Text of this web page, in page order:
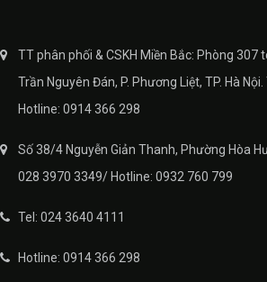
TT phân phối & CSKH Miền Bắc: Phòng 307
Trần Nguyên Đán, P. Phương Liệt, TP. Hà
Hotline: 0914 366 298
Số 38/4 Nguyễn Giản Thanh, Phường Hòa
028 3970 3349/ Hotline: 0932 760 799
Tel: 024 3640 4111
Hotline: 0914 366 298